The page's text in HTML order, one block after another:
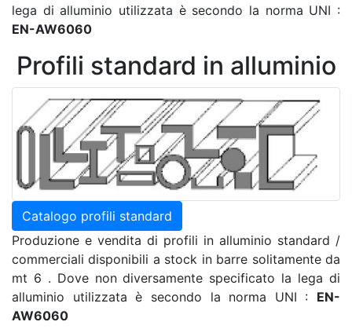
lega di alluminio utilizzata è secondo la norma UNI :
EN-AW6060
Profili standard in alluminio
Catalogo profili standard
Produzione e vendita di profili in alluminio standard /
commerciali disponibili a stock in barre solitamente da
mt 6 . Dove non diversamente specificato la lega di
alluminio utilizzata è secondo la norma UNI : EN-
AW6060